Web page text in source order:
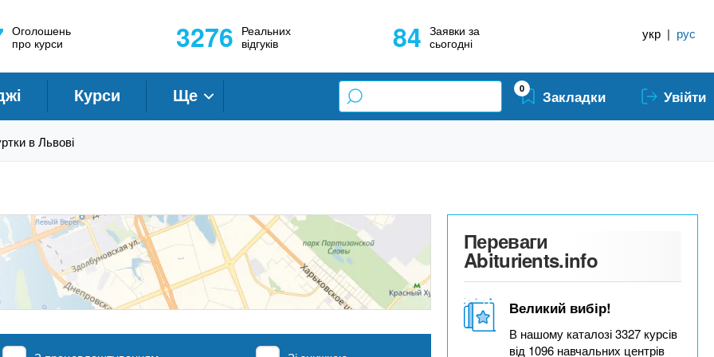
Оголошень
про курси
3276 Реальних
відгуків
84 Заявки за
сьогодні
укр | рус
Курси Ще 0 Закладки Увійти
в Львові
Переваги
Abiturients.info
Великий вибір!
В нашому каталозі 3327 курсів
від 1096 навчальних центрів